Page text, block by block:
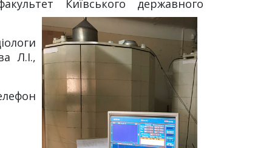
Київського державного
Л.І.,